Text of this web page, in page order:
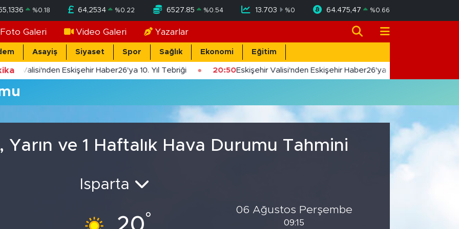
%0.18 64,2534 %0.22 6527.85 %0.54 13.703 %0 64.475,47 %0.66
Foto Galeri Video Galeri Yazarlar
Asayiş Siyaset Spor Sağlık Ekonomi Eğitim
Valisi'nden Eskişehir Haber26'ya 10. Yıl Tebriği 20:50Eskişehir Valisi'nden Eskişehir Haber26'ya 10. Yıl Tebriği
Yarın ve 1 Haftalık Hava Durumu Tahmini
Isparta
°
06 Ağustos Perşembe
09:15